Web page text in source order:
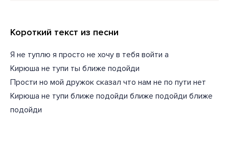
Короткий текст из песни
Я не туплю я просто не хочу в тебя войти а
Кирюша не тупи ты ближе подойди
Прости но мой дружок сказал что нам не по пути нет
Кирюша не тупи ближе подойди ближе подойди ближе
подойди